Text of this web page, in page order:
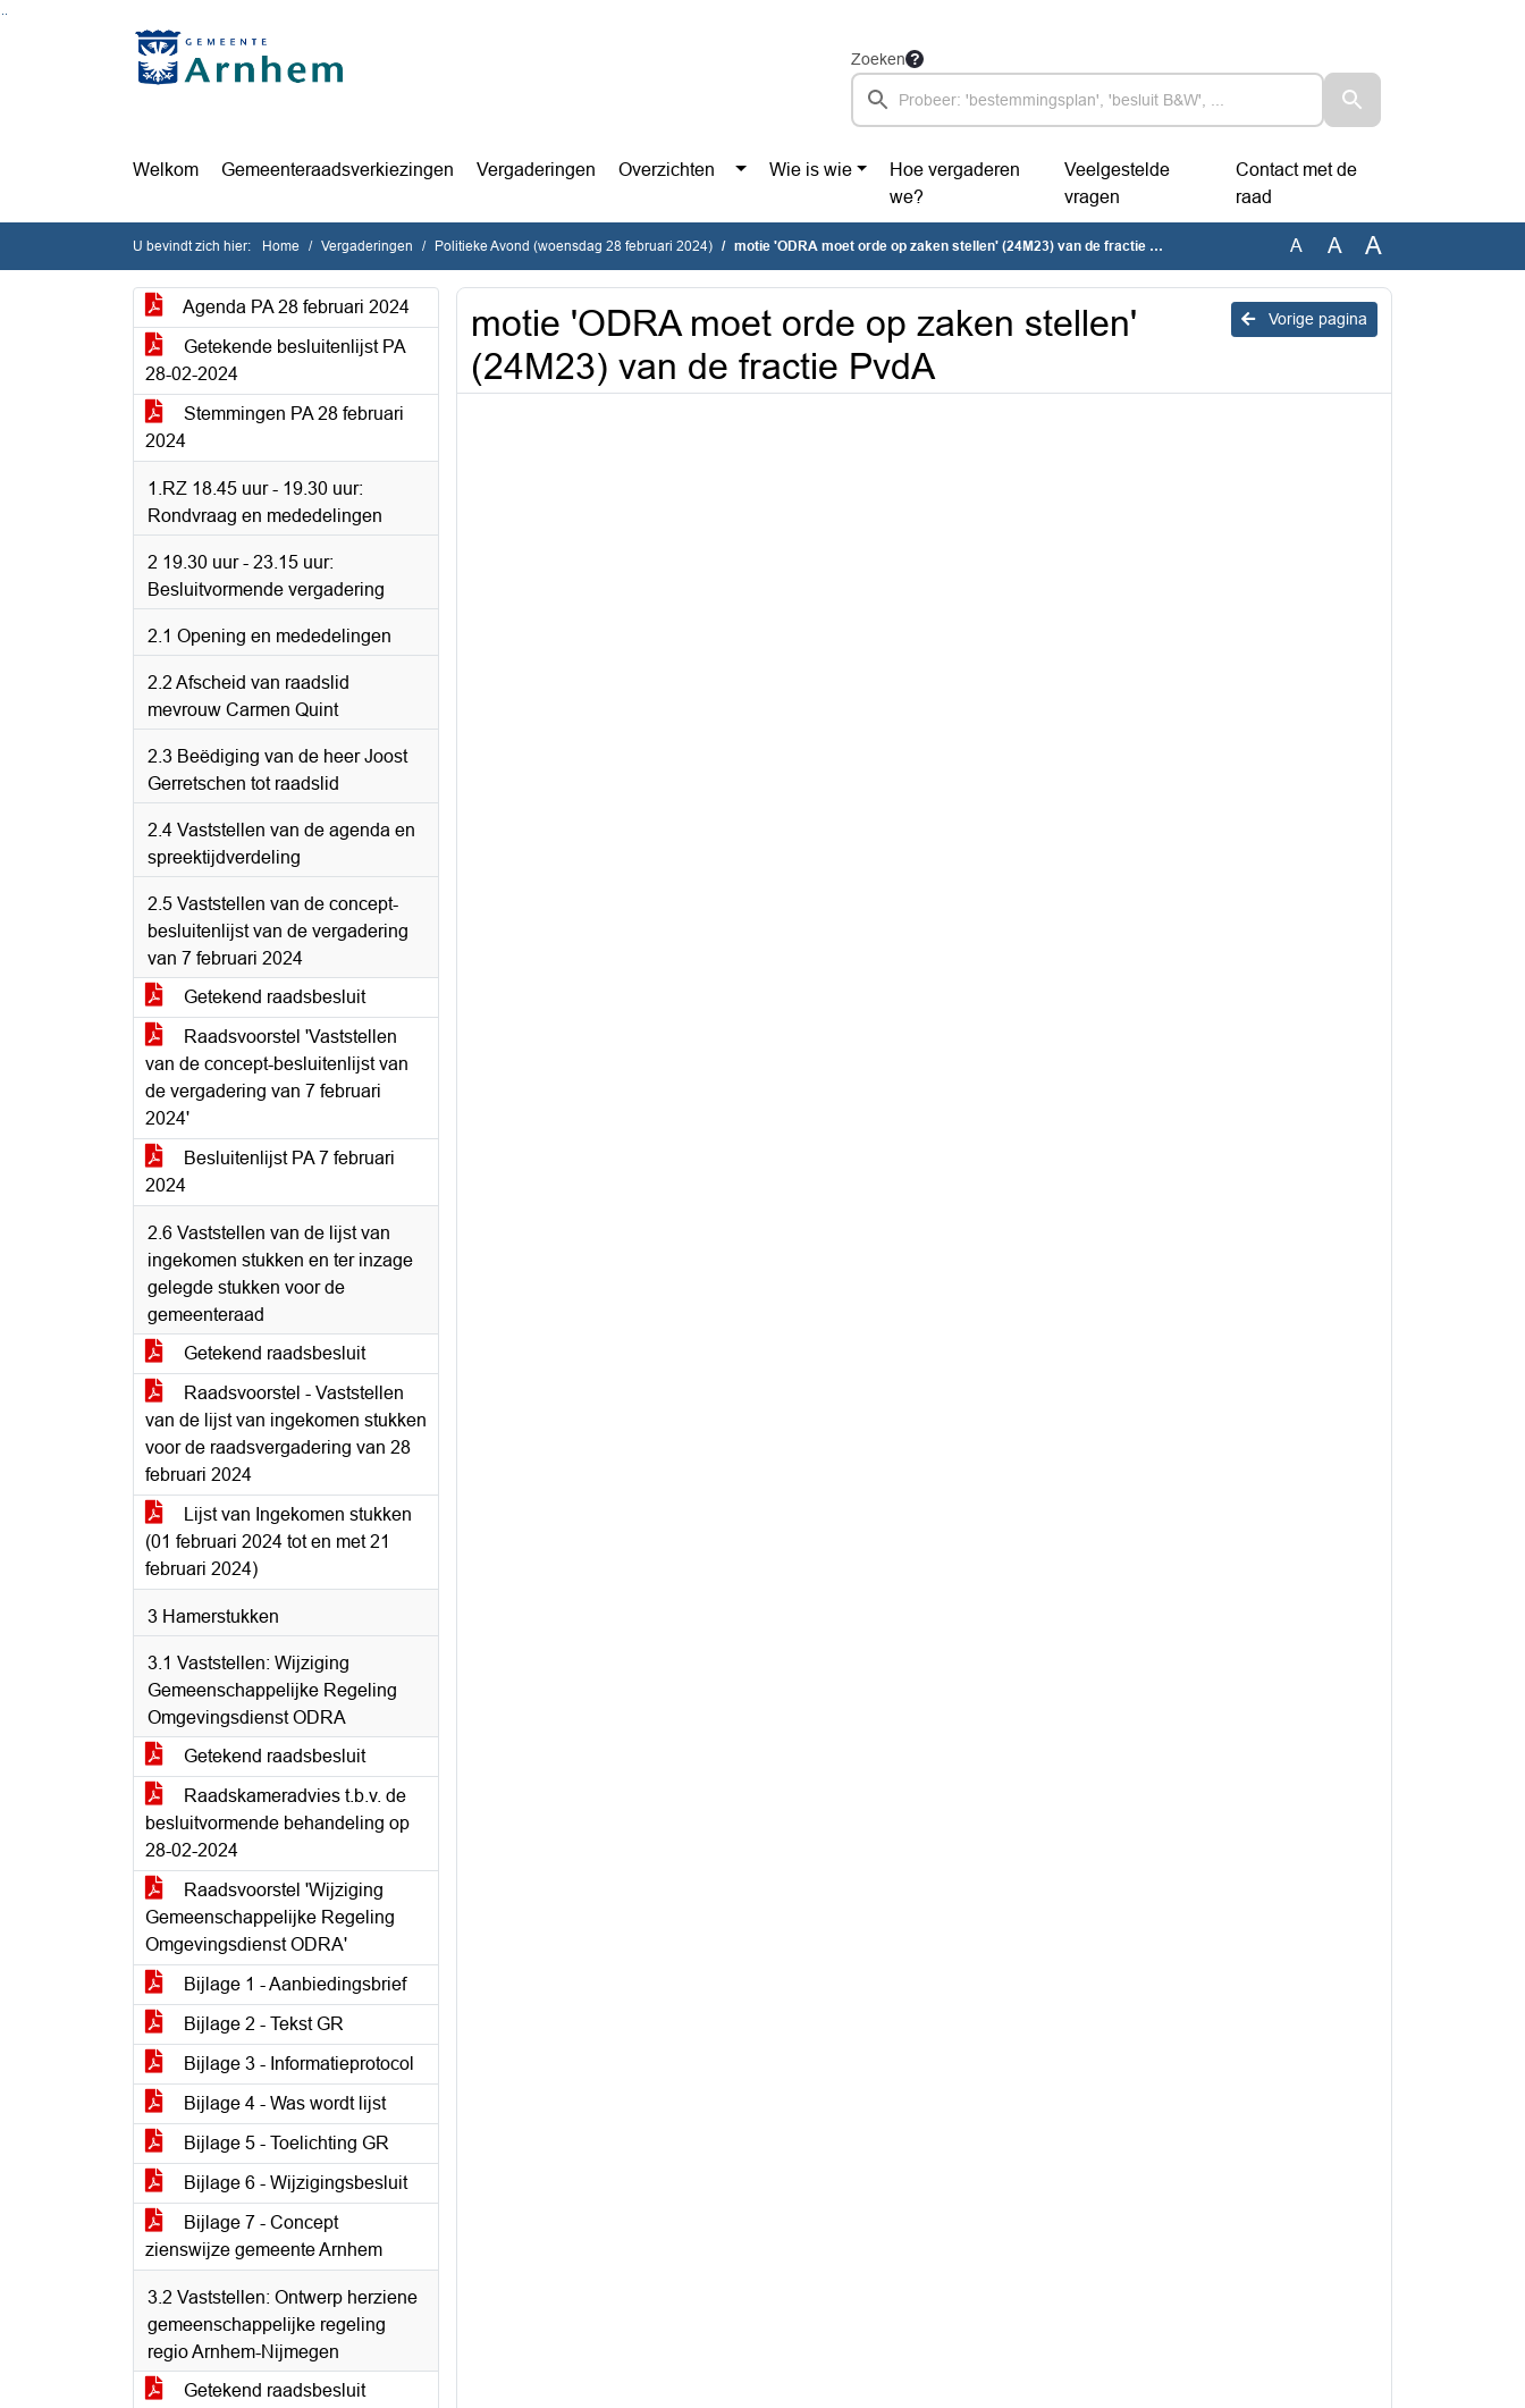
Ga naar de inhoud van deze pagina
Ga naar het zoeken
Ga naar het menu
Zoeken
Welkom Gemeenteraadsverkiezingen Vergaderingen Overzichten Wie is wie
Hoe vergaderen
we?
Veelgestelde
vragen
Contact met de
raad
U bevindt zich hier: Home Vergaderingen Politieke Avond (woensdag 28 februari 2024) motie 'ODRA moet orde op zaken stellen' (24M23) van de fractie PvdA A A A
Agenda PA 28 februari 2024
Getekende besluitenlijst PA
28-02-2024
Stemmingen PA 28 februari
2024
1.RZ 18.45 uur - 19.30 uur:
Rondvraag en mededelingen
2 19.30 uur - 23.15 uur:
Besluitvormende vergadering
2.1 Opening en mededelingen
2.2 Afscheid van raadslid
mevrouw Carmen Quint
2.3 Beëdiging van de heer Joost
Gerretschen tot raadslid
2.4 Vaststellen van de agenda en
spreektijdverdeling
2.5 Vaststellen van de concept-
besluitenlijst van de vergadering
van 7 februari 2024
Getekend raadsbesluit
Raadsvoorstel 'Vaststellen
van de concept-besluitenlijst van
de vergadering van 7 februari
2024'
Besluitenlijst PA 7 februari
2024
2.6 Vaststellen van de lijst van
ingekomen stukken en ter inzage
gelegde stukken voor de
gemeenteraad
Getekend raadsbesluit
Raadsvoorstel - Vaststellen
van de lijst van ingekomen stukken
voor de raadsvergadering van 28
februari 2024
Lijst van Ingekomen stukken
(01 februari 2024 tot en met 21
februari 2024)
3 Hamerstukken
3.1 Vaststellen: Wijziging
Gemeenschappelijke Regeling
Omgevingsdienst ODRA
Getekend raadsbesluit
Raadskameradvies t.b.v. de
besluitvormende behandeling op
28-02-2024
Raadsvoorstel 'Wijziging
Gemeenschappelijke Regeling
Omgevingsdienst ODRA'
Bijlage 1 - Aanbiedingsbrief
Bijlage 2 - Tekst GR
Bijlage 3 - Informatieprotocol
Bijlage 4 - Was wordt lijst
Bijlage 5 - Toelichting GR
Bijlage 6 - Wijzigingsbesluit
Bijlage 7 - Concept
zienswijze gemeente Arnhem
3.2 Vaststellen: Ontwerp herziene
gemeenschappelijke regeling
regio Arnhem-Nijmegen
Getekend raadsbesluit
Vorige pagina
motie 'ODRA moet orde op zaken stellen'
(24M23) van de fractie PvdA